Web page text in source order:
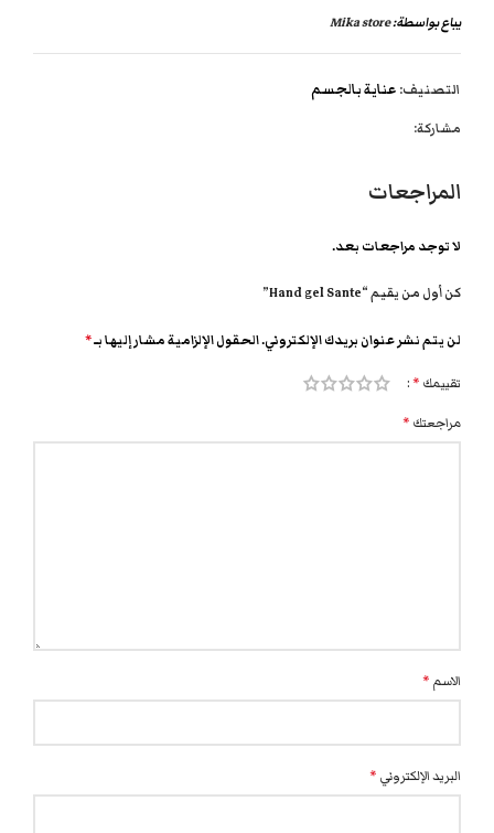
يباع بواسطة:Mika store
التصنيف: عناية بالجسم
مشاركة:
المراجعات
لا توجد مراجعات بعد.
كن أول من يقيم “Hand gel Sante”
لن يتم نشر عنوان بريدك الإلكتروني.الحقول الإلزامية مشار إليها بـ*
تقييمك *
مراجعتك *
الاسم *
البريد الإلكتروني *